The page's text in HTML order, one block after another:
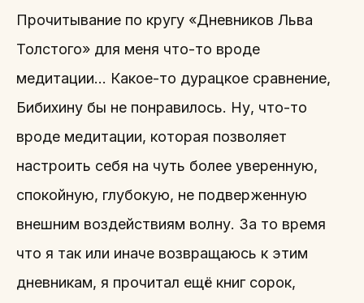
Прочитывание по кругу «Дневников Льва
Толстого» для меня что-то вроде
медитации… Какое-то дурацкое сравнение,
Бибихину бы не понравилось. Ну, что-то
вроде медитации, которая позволяет
настроить себя на чуть более уверенную,
спокойную, глубокую, не подверженную
внешним воздействиям волну. За то время
что я так или иначе возвращаюсь к этим
дневникам, я прочитал ещё книг сорок,